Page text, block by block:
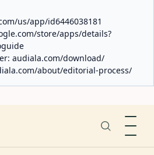
us/app/id6446038181
store/apps/details?
audiala.com/download/
about/editorial-process/